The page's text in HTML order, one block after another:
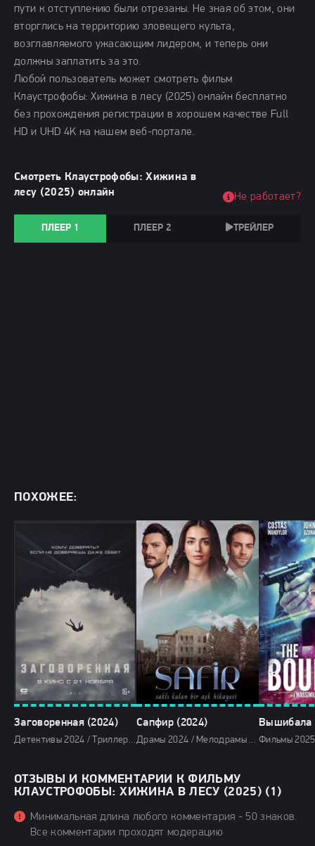
пути к отступлению были отрезаны. Не зная об этом, они
вторглись на территорию зловещего культа,
возглавляемого ужасающим лидером, и теперь они
должны заплатить за это.
Любой пользователь может смотреть фильм
Клаустрофобы: Хижина в лесу (2025) онлайн бесплатно
без прохождения регистрации в хорошем качестве Full
HD и UHD 4K на нашем веб-портале.
Смотреть Клаустрофобы: Хижина в
лесу (2025) онлайн
ПЛЕЕР 1 ПЛЕЕР 2 ТРЕЙЛЕР
Не работает?
ПОХОЖЕЕ:
Заговоренная (2024)
Детективы 2024 / Триллеры 2024 / Ужасы 2024 / Зарубежные фильмы 2024 / Фильмы осени 2024 / Последние фильмы 2024 / Новинки кино 2024 / Фильмы 2024 / Смотреть фильмы онлайн
Сапфир (2024)
Драмы 2024 / Мелодрамы 2024 / Сериалы 2024 / Турецкие сериалы / Фильмы 2024 / Смотреть фильмы онлайн
Вышибала
ОТЗЫВЫ И КОММЕНТАРИИ К ФИЛЬМУ
КЛАУСТРОФОБЫ: ХИЖИНА В ЛЕСУ (2025) (1)
Минимальная длина любого комментария - 50 знаков.
Все комментарии проходят модерацию